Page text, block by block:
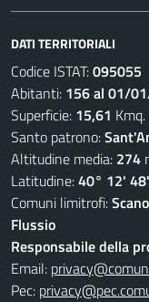
DATI TERRITORIALI
Codice ISTAT:095055
Abitanti: 156 al 01/
Superficie: 15,61
Santo patrono:
Altitudine media: 274
Latitudine:40° 12'
Comuni limitrofi:
Flussio
Responsabile della
Email:
Pec: